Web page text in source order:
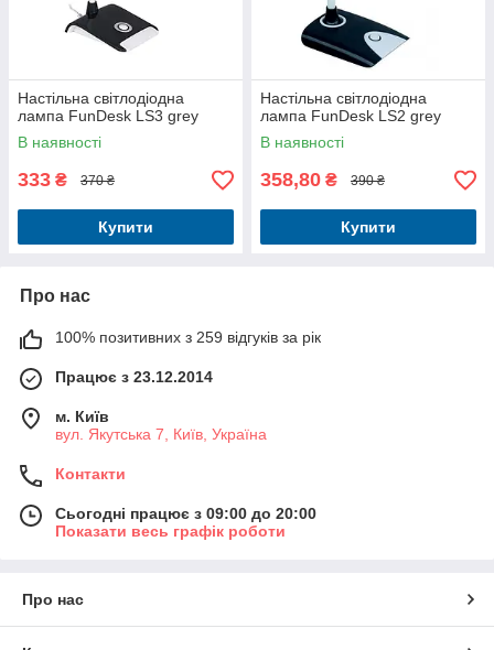
Настільна світлодіодна
лампа FunDesk LS3 grey
В наявності
333 ₴ 370 ₴
Купити
Настільна світлодіодна
лампа FunDesk LS2 grey
В наявності
358,80 ₴ 390 ₴
Купити
Про нас
100% позитивних з 259 відгуків за рік
Працює з 23.12.2014
м. Київ
вул. Якутська 7, Київ, Україна
Контакти
Сьогодні працює з 09:00 до 20:00
Показати весь графік роботи
Про нас